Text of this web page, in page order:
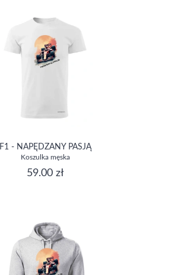
F1 - NAPĘDZANY PASJĄ
Koszulka męska
59.00 zł